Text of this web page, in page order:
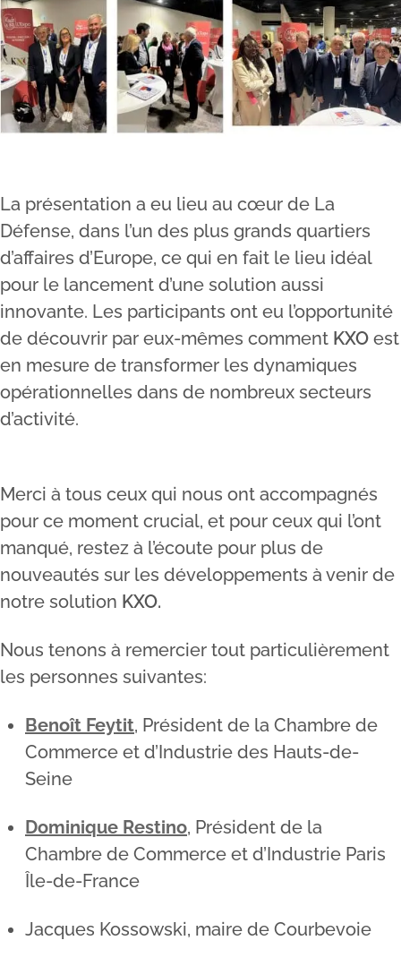
La présentation a eu lieu au cœur de La
Défense, dans l’un des plus grands quartiers
d’affaires d’Europe, ce qui en fait le lieu idéal
pour le lancement d’une solution aussi
innovante. Les participants ont eu l’opportunité
de découvrir par eux-mêmes comment KXO est
en mesure de transformer les dynamiques
opérationnelles dans de nombreux secteurs
d’activité.
Merci à tous ceux qui nous ont accompagnés
pour ce moment crucial, et pour ceux qui l’ont
manqué, restez à l’écoute pour plus de
nouveautés sur les développements à venir de
notre solution KXO.
Nous tenons à remercier tout particulièrement
les personnes suivantes:
Benoît Feytit, Président de la Chambre de
Commerce et d’Industrie des Hauts-de-
Seine
Dominique Restino, Président de la
Chambre de Commerce et d’Industrie Paris
Île-de-France
Jacques Kossowski, maire de Courbevoie